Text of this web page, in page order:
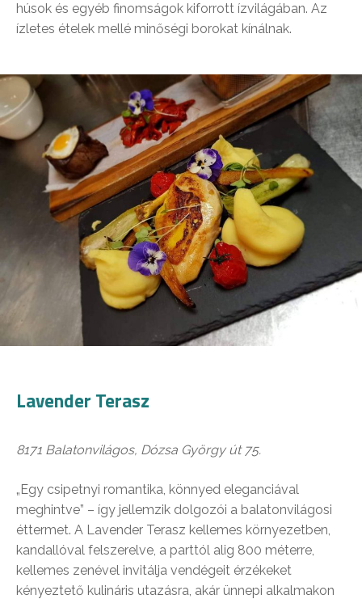
húsok és egyéb finomságok kiforrott ízvilágában. Az
ízletes ételek mellé minőségi borokat kínálnak.
Lavender Terasz
8171 Balatonvilágos, Dózsa György út 75.
„Egy csipetnyi romantika, könnyed eleganciával
meghintve” – így jellemzik dolgozói a balatonvilágosi
éttermet. A Lavender Terasz kellemes környezetben,
kandallóval felszerelve, a parttól alig 800 méterre,
kellemes zenével invitálja vendégeit érzékeket
kényeztető kulináris utazásra, akár ünnepi alkalmakon